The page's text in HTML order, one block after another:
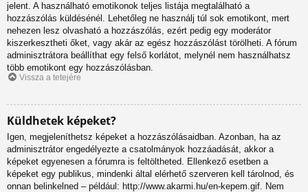
jelent. A használható emotikonok teljes listája megtalálható a
hozzászólás küldésénél. Lehetőleg ne használj túl sok emotikont, mert
nehezen lesz olvasható a hozzászólás, ezért pedig egy moderátor
kiszerkesztheti őket, vagy akár az egész hozzászólást törölheti. A fórum
adminisztrátora beállíthat egy felső korlátot, melynél nem használhatsz
több emotikont egy hozzászólásban.
Vissza a tetejére
Küldhetek képeket?
Igen, megjeleníthetsz képeket a hozzászólásaidban. Azonban, ha az
adminisztrátor engedélyezte a csatolmányok hozzáadását, akkor a
képeket egyenesen a fórumra is feltöltheted. Ellenkező esetben a
képeket egy publikus, mindenki által elérhető szerveren kell tárolnod, és
onnan belinkelned – például: http://www.akarmi.hu/en-kepem.gif. Nem